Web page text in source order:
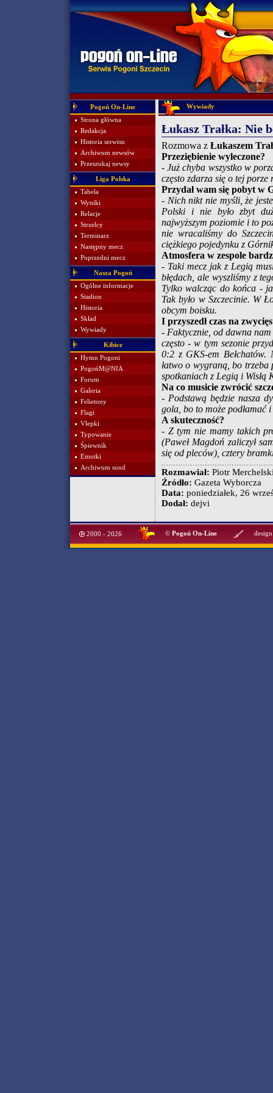
Pogoń On-Line
Strona główna
Redakcja
Historia serwisu
Archiwum newsów
Przeszukaj newsy
Liga Polska
Tabela
Wyniki
Relacje
Strzelcy
Terminarz
Następny mecz
Poprzedni mecz
Nasza Pogoń
Ogólne informacje
Stadion
Historia
Skład
Wywiady
Kibice
Hymn Pogoni
PogońM@NIA
Forum
Galeria
Felietony
Flagi
Vlepki
Typowanie
Śpiewnik
Emotki
Archiwum sond
Wywiady
Łukasz Trałka: Nie
Rozmowa z Łukaszem
Przeziębienie wyleczone?
- Już chyba wszystko w
często zdarza się o tej
Przydał wam się pobyt w
- Nich nikt nie myśli, że
Polski i nie było zbyt
najwyższym poziomie i to
nie wracaliśmy do
ciężkiego pojedynku z
Atmosfera w zespole
- Taki mecz jak z Legią
błędach, ale wyszliśmy z
Tylko walcząc do końca -
Tak było w Szczecinie. W
obcym boisku.
I przyszedł czas na
- Faktycznie, od dawna nam
często - w tym sezonie
0:2 z GKS-em
łatwo o wygraną, bo trzeba
spotkaniach z Legią i
Na co musicie zwrócić
- Podstawą będzie nasza
gola, bo to może podłamać
A skuteczność?
- Z tym nie mamy takich
(Paweł Magdoń zaliczył
się od pleców), cztery
Rozmawiał: Piotr
Źródło: Gazeta Wyborcza
Data: poniedziałek, 26
Dodał: dejvi
2000 - 2026 © Pogoń On-Line